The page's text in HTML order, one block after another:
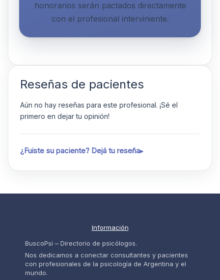
honorarios serán pactados directamente
con el profesional interviniente.
Reseñas de pacientes
Aún no hay reseñas para este profesional. ¡Sé el
primero en dejar tu opinión!
¿Fuiste su paciente? Dejá tu reseña
Información
BuscoPsi – Directorio de psicólogos.
Nos dedicamos a conectar consultantes y pacientes
con profesionales de la psicología de Argentina y el
mundo.